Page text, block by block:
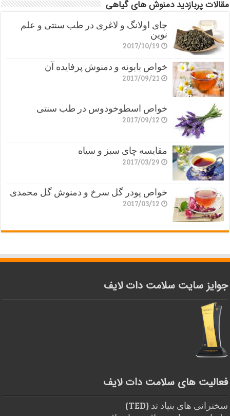
مقالات پربازدید دمنوش های گیاهی
چای اولانگ و لاغری در طب سنتی و علم
نوین
2017/10/19
خواص بابونه و دمنوش پرفایده آن
2017/09/21
خواص اسطوخودوس در طب سنتی
2017/09/12
مقایسه چای سبز و سیاه
2017/03/29
خواص پودر گل سرخ و دمنوش گل محمدی
2017/03/12
جوایز سایت سلامت دات لایف
فعالیت های سلامت دات لایف
سخنرانی های بنیاد تد (TED)